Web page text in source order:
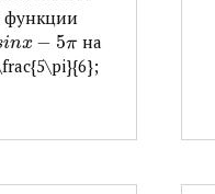
inx − 5π ​ на